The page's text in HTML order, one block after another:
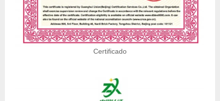
Certificado